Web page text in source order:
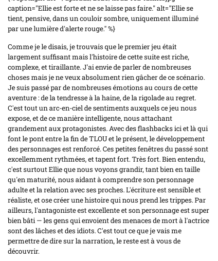
caption="Ellie est forte et ne se laisse pas faire." alt="Ellie se
tient, pensive, dans un couloir sombre, uniquement illuminé
par une lumière d'alerte rouge." %}
Comme je le disais, je trouvais que le premier jeu était
largement suffisant mais l'histoire de cette suite est riche,
complexe, et tiraillante. J'ai envie de parler de nombreuses
choses mais je ne veux absolument rien gâcher de ce scénario.
Je suis passé par de nombreuses émotions au cours de cette
aventure : de la tendresse à la haine, de la rigolade au regret.
C'est tout un arc-en-ciel de sentiments auxquels ce jeu nous
expose, et de ce manière intelligente, nous attachant
grandement aux protagonistes. Avec des flashbacks ici et là qui
font le pont entre la fin de TLOU et le présent, le développement
des personnages est renforcé. Ces petites fenêtres du passé sont
excellemment rythmées, et tapent fort. Très fort. Bien entendu,
c'est surtout Ellie que nous voyons grandir, tant bien en taille
qu'en maturité, nous aidant à comprendre son personnage
adulte et la relation avec ses proches. L'écriture est sensible et
réaliste, et ose créer une histoire qui nous prend les trippes. Par
ailleurs, l'antagoniste est excellente et son personnage est super
bien bâti — les gens qui envoient des menaces de mort à l'actrice
sont des lâches et des idiots. C'est tout ce que je vais me
permettre de dire sur la narration, le reste est à vous de
découvrir.